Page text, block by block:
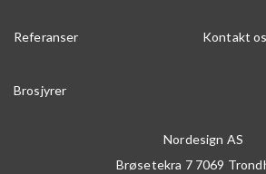
Referanser Kontakt
Brosjyrer
Nordesign AS
Brøsetekra 7 7069